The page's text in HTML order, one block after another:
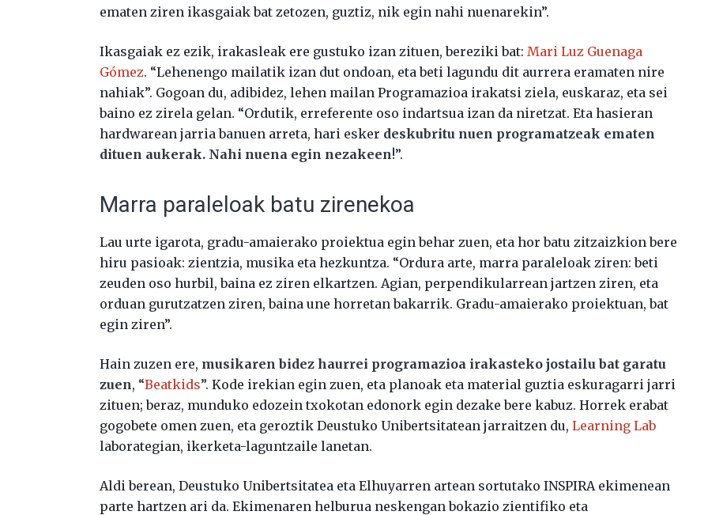
ematen ziren ikasgaiak bat zetozen, guztiz, nik egin nahi nuenarekin”.
Ikasgaiak ez ezik, irakasleak ere gustuko izan zituen, bereziki bat: Mari Luz Guenaga
Gómez. “Lehenengo mailatik izan dut ondoan, eta beti lagundu dit aurrera eramaten nire
nahiak”. Gogoan du, adibidez, lehen mailan Programazioa irakatsi ziela, euskaraz, eta sei
baino ez zirela gelan. “Ordutik, erreferente oso indartsua izan da niretzat. Eta hasieran
hardwarean jarria banuen arreta, hari esker deskubritu nuen programatzeak ematen
dituen aukerak. Nahi nuena egin nezakeen!”.
Marra paraleloak batu zirenekoa
Lau urte igarota, gradu-amaierako proiektua egin behar zuen, eta hor batu zitzaizkion bere
hiru pasioak: zientzia, musika eta hezkuntza. “Ordura arte, marra paraleloak ziren: beti
zeuden oso hurbil, baina ez ziren elkartzen. Agian, perpendikularrean jartzen ziren, eta
orduan gurutzatzen ziren, baina une horretan bakarrik. Gradu-amaierako proiektuan, bat
egin ziren”.
Hain zuzen ere, musikaren bidez haurrei programazioa irakasteko jostailu bat garatu
zuen, “Beatkids”. Kode irekian egin zuen, eta planoak eta material guztia eskuragarri jarri
zituen; beraz, munduko edozein txokotan edonork egin dezake bere kabuz. Horrek erabat
gogobete omen zuen, eta geroztik Deustuko Unibertsitatean jarraitzen du,Learning Lab
laborategian, ikerketa-laguntzaile lanetan.
Aldi berean, Deustuko Unibertsitatea eta Elhuyarren artean sortutako INSPIRA ekimenean
parte hartzen ari da. Ekimenaren helburua neskengan bokazio zientifiko eta